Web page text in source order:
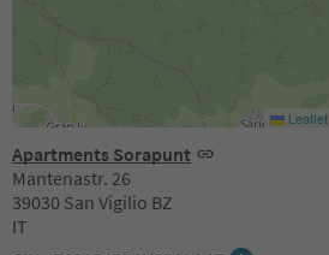
Apartments Sorapunt
Mantenastr. 26
39030 San Vigilio BZ
IT
Leaflet